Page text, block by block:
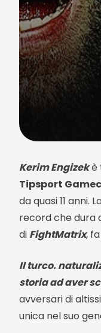
Kerim Engizekè
Tipsport
da quasi 11 anni.
record che dura
di FightMatrix,
Il turco.
storia ad aver
avversari di
unica nel suo